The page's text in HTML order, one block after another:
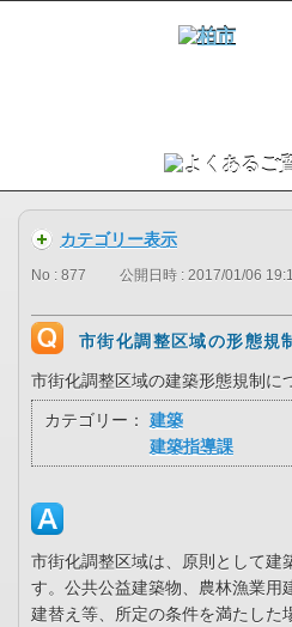
カテゴリー表示
No : 877 公開日時 : 2017/01/06
市街化調整区域の形態規
市街化調整区域の建築形態規制に
カテゴリー：
建築
建築指導課
市街化調整区域は、原則として建
す。公共公益建築物、農林漁業用
建替え等、所定の条件を満たした